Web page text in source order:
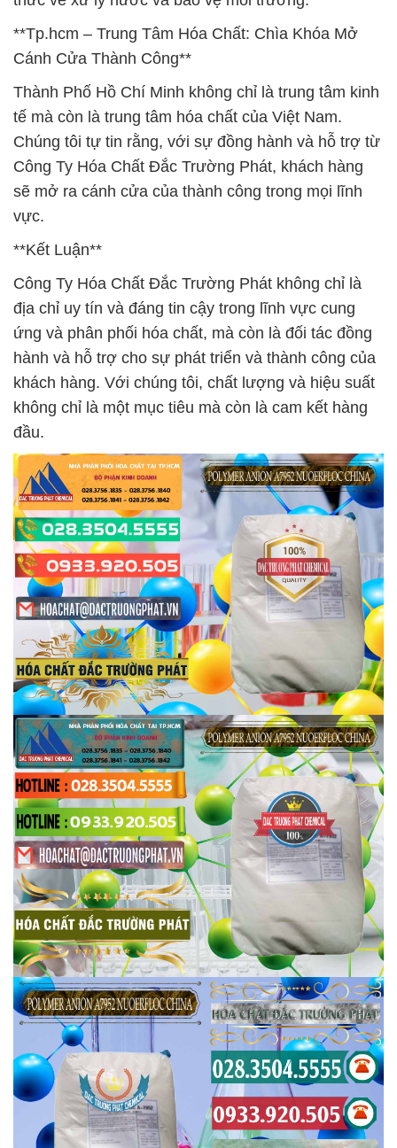
**Tp.hcm – Trung Tâm Hóa Chất: Chìa Khóa Mở
Cánh Cửa Thành Công**
Thành Phố Hồ Chí Minh không chỉ là trung tâm kinh
tế mà còn là trung tâm hóa chất của Việt Nam.
Chúng tôi tự tin rằng, với sự đồng hành và hỗ trợ từ
Công Ty Hóa Chất Đắc Trường Phát, khách hàng
sẽ mở ra cánh cửa của thành công trong mọi lĩnh
vực.
**Kết Luận**
Công Ty Hóa Chất Đắc Trường Phát không chỉ là
địa chỉ uy tín và đáng tin cậy trong lĩnh vực cung
ứng và phân phối hóa chất, mà còn là đối tác đồng
hành và hỗ trợ cho sự phát triển và thành công của
khách hàng. Với chúng tôi, chất lượng và hiệu suất
không chỉ là một mục tiêu mà còn là cam kết hàng
đầu.